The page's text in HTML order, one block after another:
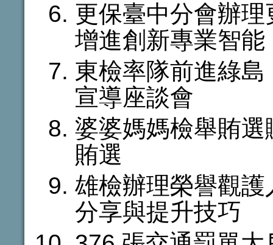
更保臺中分會辦
增進創新專業智能
東檢率隊前進綠
宣導座談會
婆婆媽媽檢舉賄
賄選
雄檢辦理榮譽觀
分享與提升技巧